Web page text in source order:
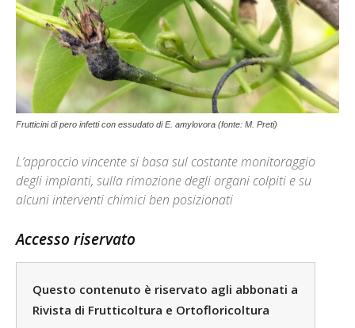
Frutticini di pero infetti con essudato di E. amylovora (fonte: M. Preti)
L’approccio vincente si basa sul costante monitoraggio
degli impianti, sulla rimozione degli organi colpiti e su
alcuni interventi chimici ben posizionati
Accesso riservato
Questo contenuto è riservato agli abbonati a
Rivista di Frutticoltura e Ortofloricoltura